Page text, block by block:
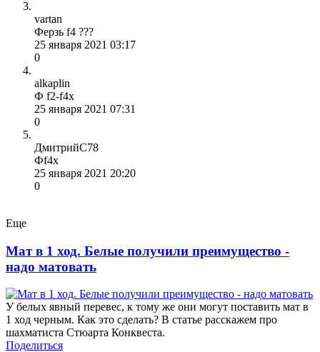
vartan
Ферзь f4 ???
25 января 2021 03:17
0
alkaplin
Ф f2-f4x
25 января 2021 07:31
0
ДмитрийС78
Фf4x
25 января 2021 20:20
0
Еще
Мат в 1 ход. Белые получили преимущество -
надо матовать
У белых явный перевес, к тому же они могут поставить мат в
1 ход черным. Как это сделать? В статье расскажем про
шахматиста Стюарта Конквеста.
Поделиться